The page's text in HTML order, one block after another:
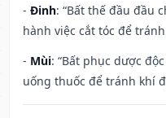
- Đinh: “Bất thế đầu đầu
hành việc cắt tóc để
- Mùi: “Bất phục dược
uống thuốc để tránh khí